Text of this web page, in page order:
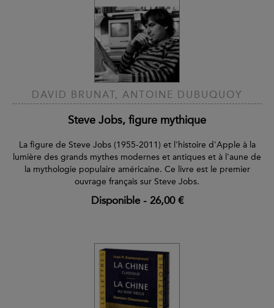
DAVID BRUNAT, ANTOINE DUBUQUOY
Steve Jobs, figure mythique
La figure de Steve Jobs (1955-2011) et l'histoire d'Apple à la
lumière des grands mythes modernes et antiques et à l'aune de
la mythologie populaire américaine. Ce livre est le premier
ouvrage français sur Steve Jobs.
Disponible- 26,00 €